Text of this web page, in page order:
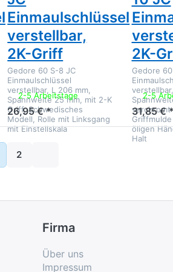
Einmaulschlüssel
verstellbar,
2K-Griff
Gedore 60 S-8 JC
Einmaulschlüssel
verstellbar, L 206 mm,
Spannweite 25 mm, mit 2-K
Griff, Schwedisches
Modell, Rolle mit Linksgang
mit Einstellskala
2-5 Arbeitstage
26,95 € *
2K-
Gedore
verchromt
öligen
Halt
2-5
31,85 €
2
Firma
Über uns
Impressum